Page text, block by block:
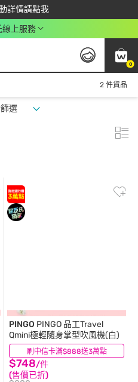
詳情請點我
高回饋$350
線上服務
0
2 件貨品
選
刷中信卡滿$888送3萬點
PINGO PINGO 品工Travel
Qmini極輕隨身掌型吹風機(白)
$748/件
(售價已折)
(1)